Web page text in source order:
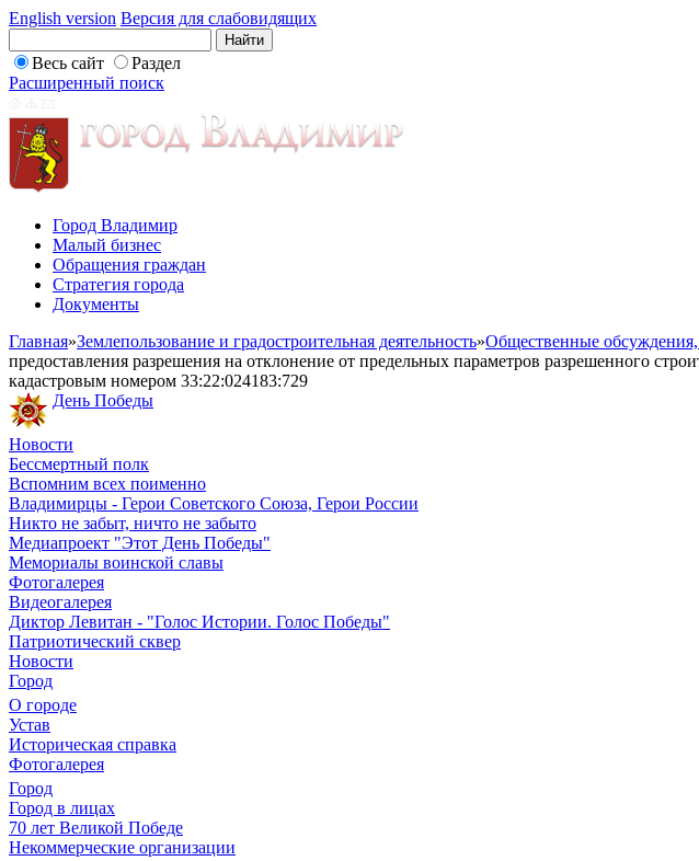
English version Версия для слабовидящих
Весь сайт
Раздел
Расширенный поиск
Город Владимир
Малый бизнес
Обращения граждан
Стратегия города
Документы
Главная»Землепользование и градостроительная деятельность»Общественные обсуждения,
предоставления разрешения на отклонение от предельных параметров разрешенного
кадастровым номером 33:22:024183:729
День Победы
Новости
Бессмертный полк
Вспомним всех поименно
Владимирцы - Герои Советского Союза, Герои России
Никто не забыт, ничто не забыто
Медиапроект "Этот День Победы"
Мемориалы воинской славы
Фотогалерея
Видеогалерея
Диктор Левитан - "Голос Истории. Голос Победы"
Патриотический сквер
Новости
Город
О городе
Устав
Историческая справка
Фотогалерея
Город
Город в лицах
70 лет Великой Победе
Некоммерческие организации